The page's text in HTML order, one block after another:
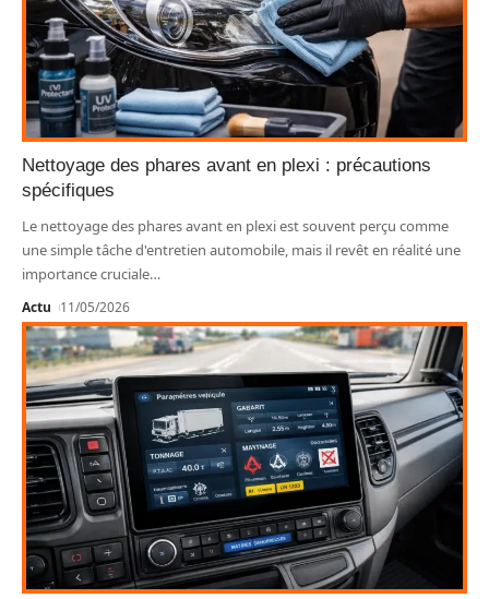
Nettoyage des phares avant en plexi : précautions
spécifiques
Le nettoyage des phares avant en plexi est souvent perçu comme
une simple tâche d'entretien automobile, mais il revêt en réalité une
importance cruciale…
Actu 11/05/2026